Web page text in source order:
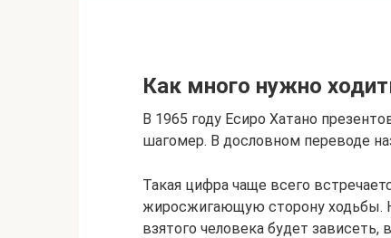
Как много нужно
В 1965 году Есиро Хатано
шагомер. В дословном переводе
Такая цифра чаще всего
жиросжигающую сторону ходьбы.
взятого человека будет